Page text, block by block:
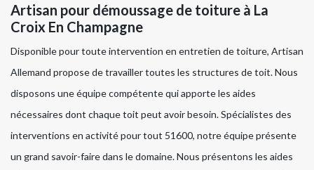
Artisan pour démoussage de toiture à La
Croix En Champagne
Disponible pour toute intervention en entretien de toiture, Artisan
Allemand propose de travailler toutes les structures de toit. Nous
disposons une équipe compétente qui apporte les aides
nécessaires dont chaque toit peut avoir besoin. Spécialistes des
interventions en activité pour tout 51600, notre équipe présente
un grand savoir-faire dans le domaine. Nous présentons les aides